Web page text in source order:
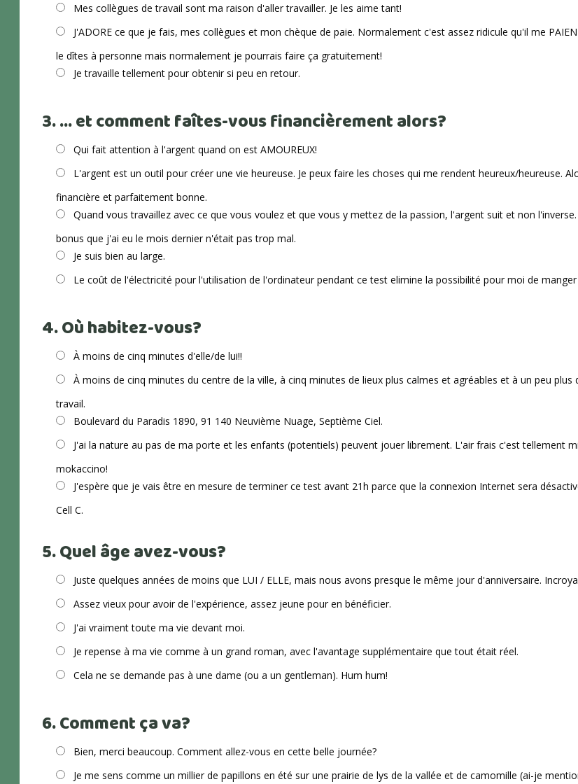
Mes collègues de travail sont ma raison d'aller travailler. Je les aime tant!
J'ADORE ce que je fais, mes collègues et mon chèque de paie. Normalement c'est assez ridicule qu'il me
le dîtes à personne mais normalement je pourrais faire ça gratuitement!
Je travaille tellement pour obtenir si peu en retour.
3. ... et comment faîtes-vous financièrement alors?
Qui fait attention à l'argent quand on est AMOUREUX!
L'argent est un outil pour créer une vie heureuse. Je peux faire les choses qui me rendent heureux/heureuse.
financière et parfaitement bonne.
Quand vous travaillez avec ce que vous voulez et que vous y mettez de la passion, l'argent suit et non l'inverse.
bonus que j'ai eu le mois dernier n'était pas trop mal.
Je suis bien au large.
Le coût de l'électricité pour l'utilisation de l'ordinateur pendant ce test elimine la possibilité pour moi de
4. Où habitez-vous?
À moins de cinq minutes d'elle/de lui!!
À moins de cinq minutes du centre de la ville, à cinq minutes de lieux plus calmes et agréables et à un peu plus
travail.
Boulevard du Paradis 1890, 91 140 Neuvième Nuage, Septième Ciel.
J'ai la nature au pas de ma porte et les enfants (potentiels) peuvent jouer librement. L'air frais c'est tellement
mokaccino!
J'espère que je vais être en mesure de terminer ce test avant 21h parce que la connexion Internet sera
Cell C.
5. Quel âge avez-vous?
Juste quelques années de moins que LUI / ELLE, mais nous avons presque le même jour d'anniversaire.
Assez vieux pour avoir de l'expérience, assez jeune pour en bénéficier.
J'ai vraiment toute ma vie devant moi.
Je repense à ma vie comme à un grand roman, avec l'avantage supplémentaire que tout était réel.
Cela ne se demande pas à une dame (ou a un gentleman). Hum hum!
6. Comment ça va?
Bien, merci beaucoup. Comment allez-vous en cette belle journée?
Je me sens comme un millier de papillons en été sur une prairie de lys de la vallée et de camomille (ai-je